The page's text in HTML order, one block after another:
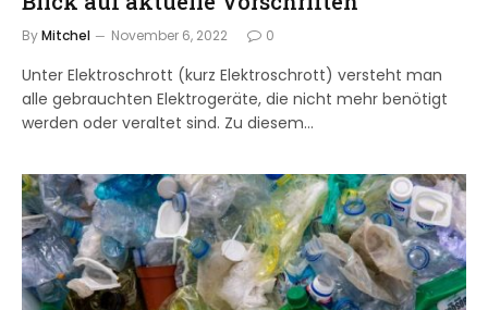
ByMitchel November 6, 2022 0
Unter Elektroschrott (kurz Elektroschrott) versteht man
alle gebrauchten Elektrogeräte, die nicht mehr benötigt
werden oder veraltet sind. Zu diesem…